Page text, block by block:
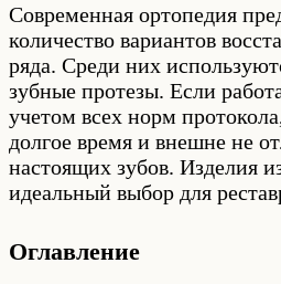
Современная ортопедия
количество вариантов
ряда. Среди них
зубные протезы. Если
учетом всех норм
долгое время и внешне не
настоящих зубов. Изделия
идеальный выбор для
Оглавление